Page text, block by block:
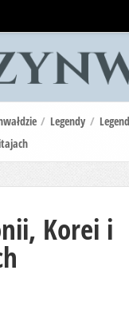
/ Legendy /
Korei i